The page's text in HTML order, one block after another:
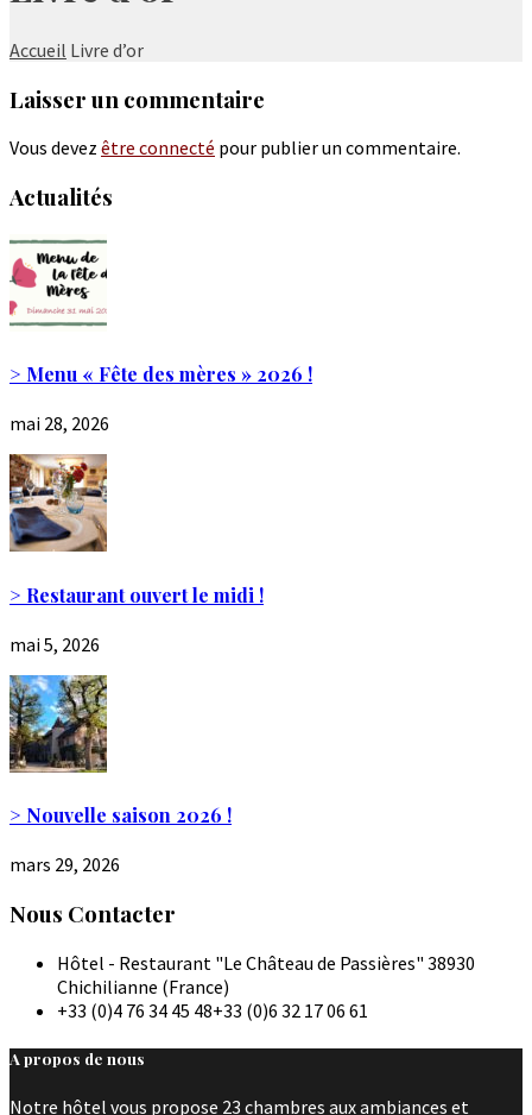
Accueil Livre d’or
Laisser un commentaire
Vous devez être connecté pour publier un commentaire.
Actualités
> Menu « Fête des mères » 2026 !
mai 28, 2026
> Restaurant ouvert le midi !
mai 5, 2026
> Nouvelle saison 2026 !
mars 29, 2026
Nous Contacter
Hôtel - Restaurant "Le Château de Passières" 38930
Chichilianne (France)
+33 (0)4 76 34 45 48+33 (0)6 32 17 06 61
A propos de nous
Notre hôtel vous propose 23 chambres aux ambiances et